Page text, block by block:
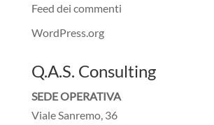
Feed dei commenti
WordPress.org
Q.A.S. Consulting
SEDE OPERATIVA
Viale Sanremo, 36